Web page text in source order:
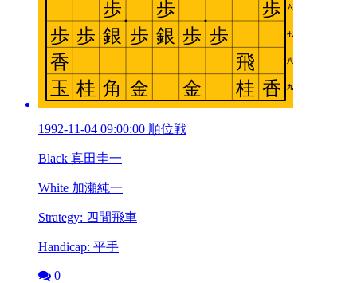
1992-11-04 09:00:00 順位戦
Black 真田圭一
White 加瀬純一
Strategy: 四間飛車
Handicap: 平手
0